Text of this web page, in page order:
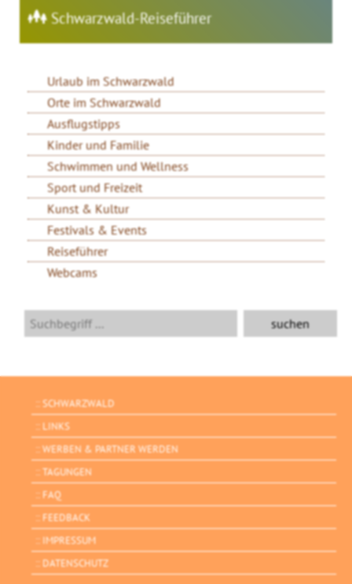
Schwarzwald-Reiseführer
Urlaub im Schwarzwald
Orte im Schwarzwald
Ausflugstipps
Kinder und Familie
Schwimmen und Wellness
Sport und Freizeit
Kunst & Kultur
Festivals & Events
Reiseführer
Webcams
SCHWARZWALD
LINKS
WERBEN & PARTNER WERDEN
TAGUNGEN
FAQ
FEEDBACK
IMPRESSUM
DATENSCHUTZ